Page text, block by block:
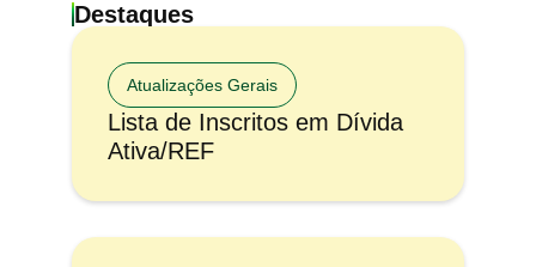
Destaques
Atualizações Gerais
Lista de Inscritos em Dívida
Ativa/REF